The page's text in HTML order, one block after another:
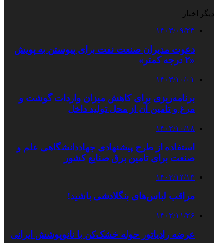
دیگر اخبار
۱۴۰۳/۰۹/۲۳
دعوت مدیران صنعت نفت برای پیوستن به پویش
«۲ درجه کمتر»
۱۴۰۳/۱۰/۰۱
برنامه‌ریزی برای کاهش میزان واردات گوشت و
مرغ و تامین آن از محل تولید داخل
۱۴۰۲/۱۰/۱۸
استفاده از طرح پیشنهادی جهاددانشگاهی علم و
صنعت برای تامین برق صنایع کشور
۱۴۰۲/۱۲/۱۳
مراقب لباس‌های بنگلادشی باشید!
۱۴۰۲/۱۱/۲۶
عرضه رادیاتور حوله خشک‌کن با نانوپوشش ایرانی